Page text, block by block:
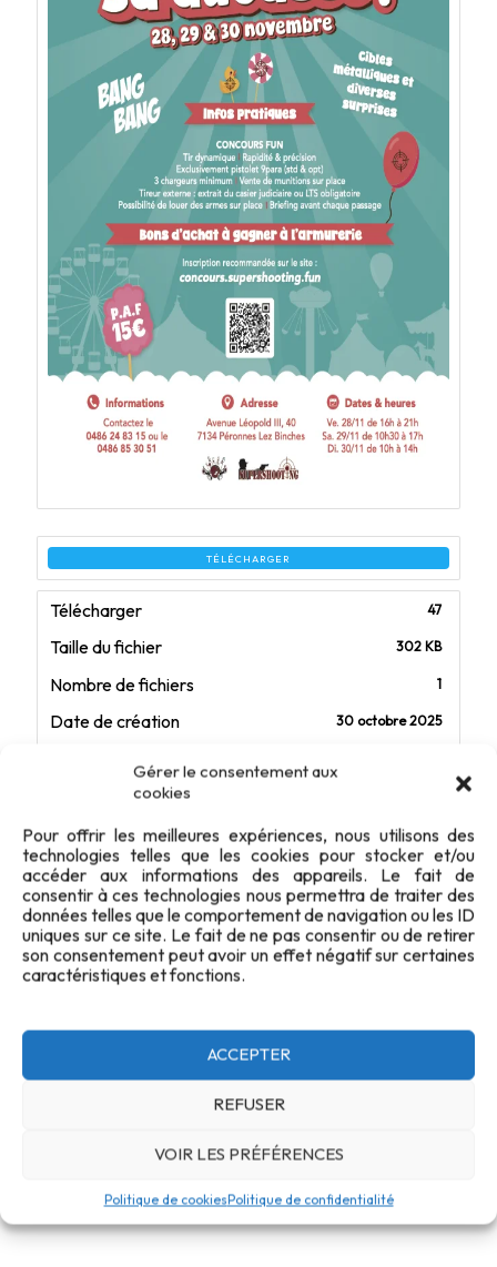
Gérer le consentement aux
cookies
Pour offrir les meilleures expériences, nous utilisons des
technologies telles que les cookies pour stocker et/ou
accéder aux informations des appareils. Le fait de
consentir à ces technologies nous permettra de traiter des
données telles que le comportement de navigation ou les ID
uniques sur ce site. Le fait de ne pas consentir ou de retirer
son consentement peut avoir un effet négatif sur certaines
caractéristiques et fonctions.
ACCEPTER
REFUSER
VOIR LES PRÉFÉRENCES
Politique de cookiesPolitique de confidentialité
TÉLÉCHARGER
Télécharger 47
Taille du fichier 302 KB
Nombre de fichiers 1
Date de création 30 octobre 2025
Supershooting - La funteam fait sa
ducasse !